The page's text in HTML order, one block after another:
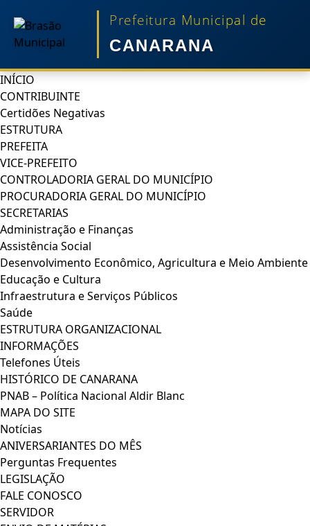
Prefeitura Municipal de
CANARANA
INÍCIO
CONTRIBUINTE
Certidões Negativas
ESTRUTURA
PREFEITA
VICE-PREFEITO
CONTROLADORIA GERAL DO MUNICÍPIO
PROCURADORIA GERAL DO MUNICÍPIO
SECRETARIAS
Administração e Finanças
Assistência Social
Desenvolvimento Econômico, Agricultura e Meio Ambiente
Educação e Cultura
Infraestrutura e Serviços Públicos
Saúde
ESTRUTURA ORGANIZACIONAL
INFORMAÇÕES
Telefones Úteis
HISTÓRICO DE CANARANA
PNAB – Política Nacional Aldir Blanc
MAPA DO SITE
Notícias
ANIVERSARIANTES DO MÊS
Perguntas Frequentes
LEGISLAÇÃO
FALE CONOSCO
SERVIDOR